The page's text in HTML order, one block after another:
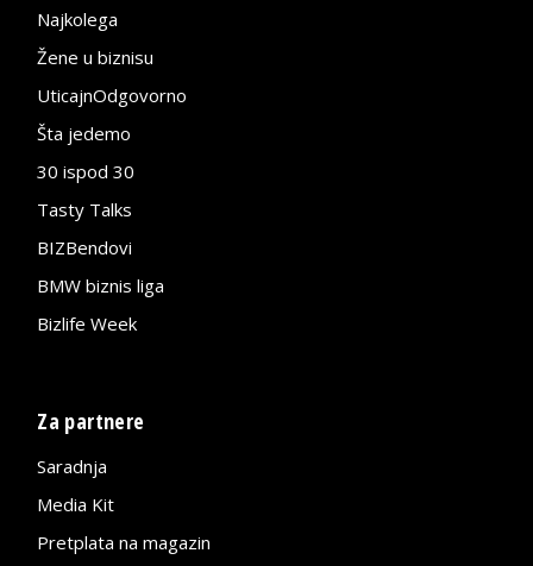
Najkolega
Žene u biznisu
UticajnOdgovorno
Šta jedemo
30 ispod 30
Tasty Talks
BIZBendovi
BMW biznis liga
Bizlife Week
Za partnere
Saradnja
Media Kit
Pretplata na magazin